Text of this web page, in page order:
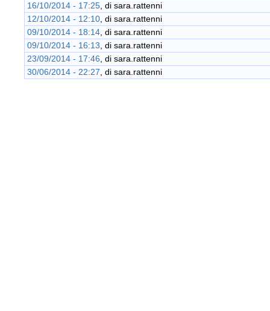
16/10/2014 - 17:25 , di sara.rattenni
12/10/2014 - 12:10 , di sara.rattenni
09/10/2014 - 18:14 , di sara.rattenni
09/10/2014 - 16:13 , di sara.rattenni
23/09/2014 - 17:46 , di sara.rattenni
30/06/2014 - 22:27 , di sara.rattenni